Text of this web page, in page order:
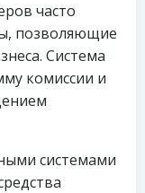
часто
позволяющие
Система
комиссии и
системами